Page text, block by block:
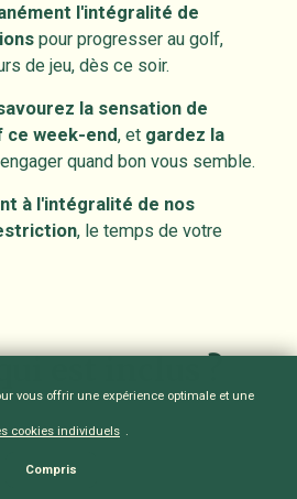
l'intégralité de
pour progresser au golf,
de jeu, dès ce soir.
la sensation de
ce week-end, et gardez la
quand bon vous semble.
à l'intégralité de nos
, le temps de votre
est inclus ?
vous offrir une expérience optimale et une
cookies individuels .
Compris